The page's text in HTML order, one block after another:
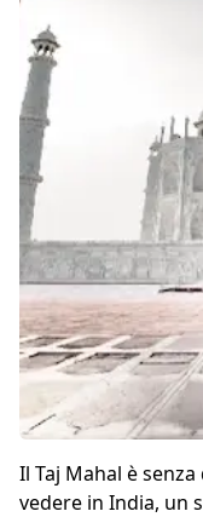
Il Taj Mahal è
vedere in India, un